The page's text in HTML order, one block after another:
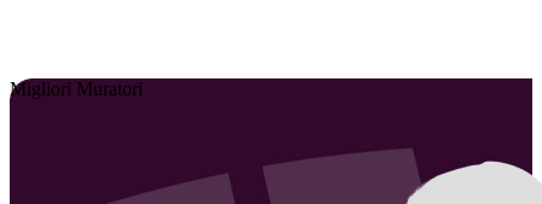
Migliori Muratori